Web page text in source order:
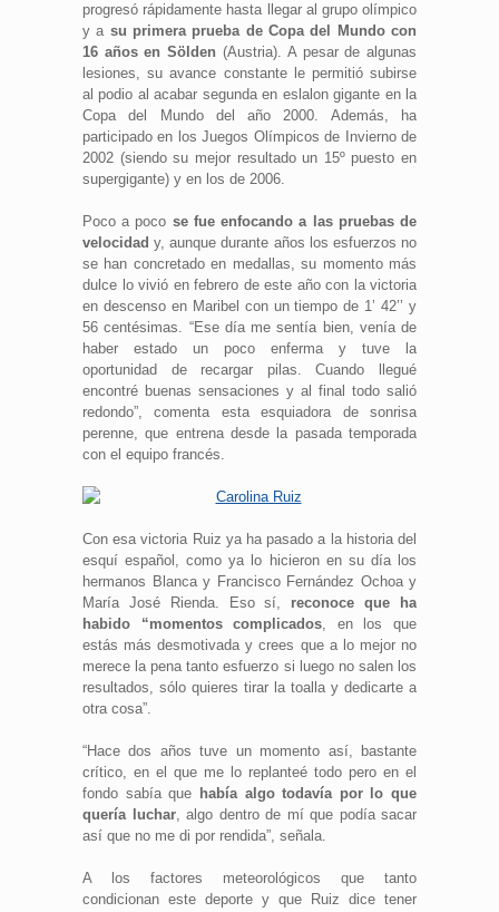
progresó rápidamente hasta llegar al grupo olímpico
y a su primera prueba de Copa del Mundo con
16 años en Sölden (Austria). A pesar de algunas
lesiones, su avance constante le permitió subirse
al podio al acabar segunda en eslalon gigante en la
Copa del Mundo del año 2000. Además, ha
participado en los Juegos Olímpicos de Invierno de
2002 (siendo su mejor resultado un 15º puesto en
supergigante) y en los de 2006.
Poco a poco se fue enfocando a las pruebas de
velocidad y, aunque durante años los esfuerzos no
se han concretado en medallas, su momento más
dulce lo vivió en febrero de este año con la victoria
en descenso en Maribel con un tiempo de 1’ 42’’ y
56 centésimas. “Ese día me sentía bien, venía de
haber estado un poco enferma y tuve la
oportunidad de recargar pilas. Cuando llegué
encontré buenas sensaciones y al final todo salió
redondo”, comenta esta esquiadora de sonrisa
perenne, que entrena desde la pasada temporada
con el equipo francés.
Con esa victoria Ruiz ya ha pasado a la historia del
esquí español, como ya lo hicieron en su día los
hermanos Blanca y Francisco Fernández Ochoa y
María José Rienda. Eso sí, reconoce que ha
habido “momentos complicados, en los que
estás más desmotivada y crees que a lo mejor no
merece la pena tanto esfuerzo si luego no salen los
resultados, sólo quieres tirar la toalla y dedicarte a
otra cosa”.
“Hace dos años tuve un momento así, bastante
crítico, en el que me lo replanteé todo pero en el
fondo sabía que había algo todavía por lo que
quería luchar, algo dentro de mí que podía sacar
así que no me di por rendida”, señala.
A los factores meteorológicos que tanto
condicionan este deporte y que Ruiz dice tener